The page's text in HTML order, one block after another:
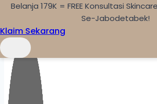
Skip to content
Belanja 179K = FREE Konsultasi
Se-Jabodetabek!
Klaim Sekarang